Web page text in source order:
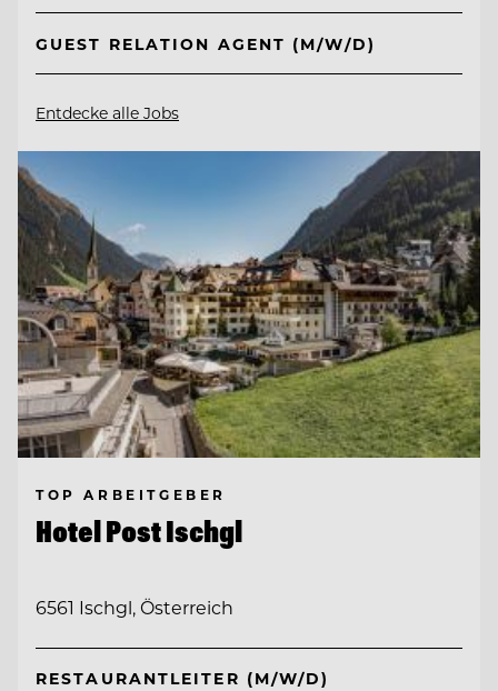
GUEST RELATION AGENT (M/W/D)
Entdecke alle Jobs
TOP ARBEITGEBER
Hotel Post Ischgl
6561 Ischgl, Österreich
RESTAURANTLEITER (M/W/D)